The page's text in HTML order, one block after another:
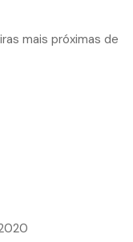
mais próximas de